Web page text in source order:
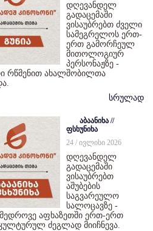
დღევანდელ
გადაცემაში
ვისაუბრებთ ძველი
სამეგრელოს ერთ-
ერთ გამორჩეულ
მითოლოგიურ
პერსონაჟზე -
რწმენით ახალშობილთა
სრულად
აბაანიხა //
ფსხუნიხა
24 / ივლისი 2026
დღევანდელ
გადაცემაში
ვისაუბრებთ
აშუბების
საგვარეულო
სალოცავზე -
აფხაზეთში ერთ-ერთ
ძეგლად მიიჩნევა.